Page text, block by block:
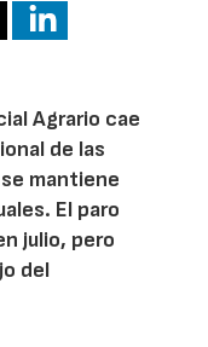
Agrario cae
de las
mantiene
El paro
julio, pero
del